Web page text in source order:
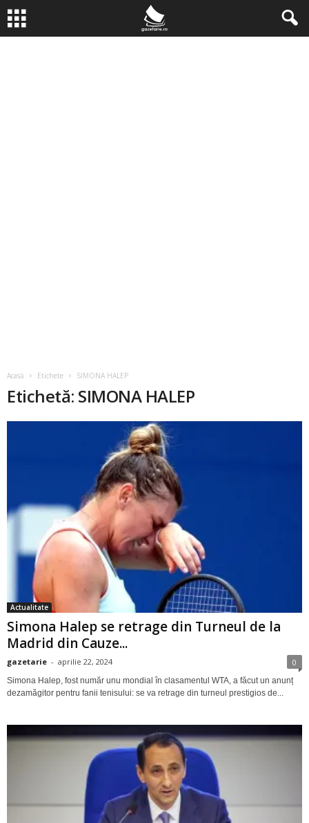
Acasă Etichete SIMONA HALEP
Etichetă: SIMONA HALEP
Actualitate
Simona Halep se retrage din Turneul de la
Madrid din Cauze...
gazetarie - aprilie 22, 2024 0
Simona Halep, fost număr unu mondial în clasamentul WTA, a făcut un anunț
dezamăgitor pentru fanii tenisului: se va retrage din turneul prestigios de...